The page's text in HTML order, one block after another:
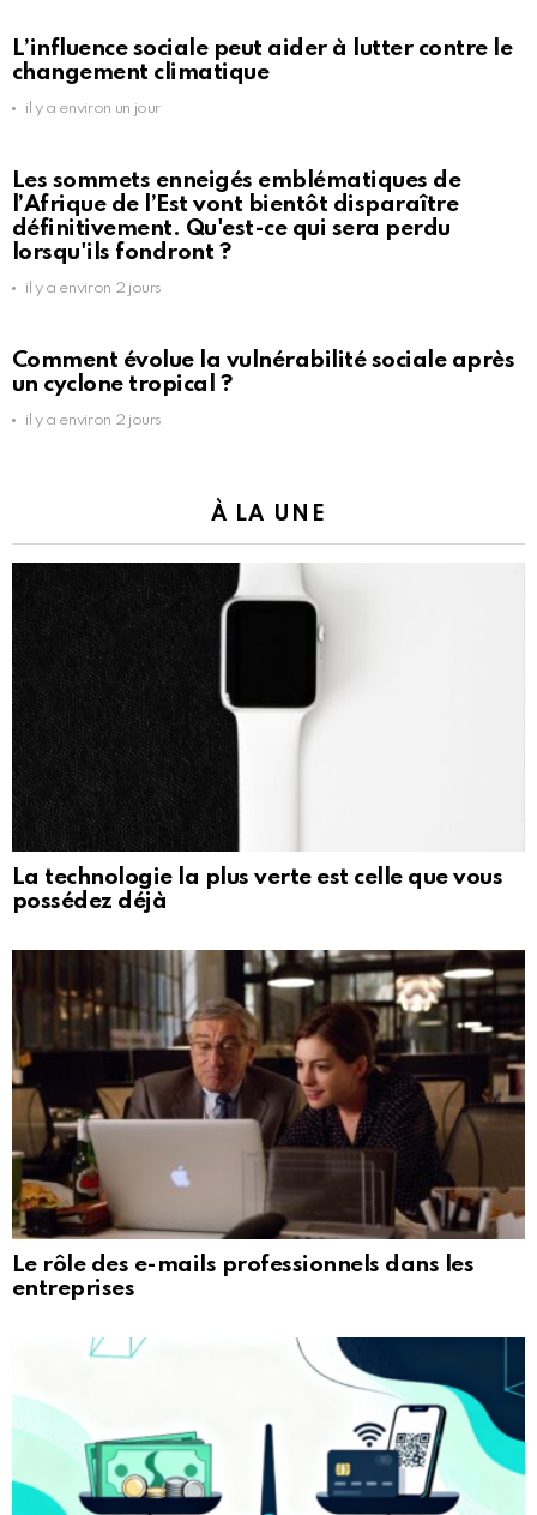
L’influence sociale peut aider à lutter contre le
changement climatique
il y a environ un jour
Les sommets enneigés emblématiques de
l’Afrique de l’Est vont bientôt disparaître
définitivement. Qu'est-ce qui sera perdu
lorsqu'ils fondront ?
il y a environ 2 jours
Comment évolue la vulnérabilité sociale après
un cyclone tropical ?
il y a environ 2 jours
À LA UNE
La technologie la plus verte est celle que vous
possédez déjà
Le rôle des e-mails professionnels dans les
entreprises